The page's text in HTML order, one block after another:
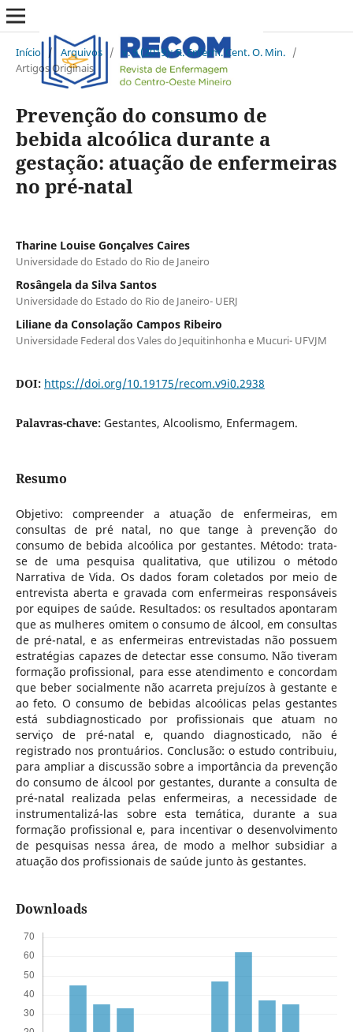
Início / Arquivos / v. 9 (2019): R. Enferm. Cent. O. Min. /
Artigos Originais
Prevenção do consumo de
bebida alcoólica durante a
gestação: atuação de enfermeiras
no pré-natal
Tharine Louise Gonçalves Caires
Universidade do Estado do Rio de Janeiro
Rosângela da Silva Santos
Universidade do Estado do Rio de Janeiro- UERJ
Liliane da Consolação Campos Ribeiro
Universidade Federal dos Vales do Jequitinhonha e Mucuri- UFVJM
DOI: https://doi.org/10.19175/recom.v9i0.2938
Palavras-chave: Gestantes, Alcoolismo, Enfermagem.
Resumo
Objetivo: compreender a atuação de enfermeiras, em
consultas de pré natal, no que tange à prevenção do
consumo de bebida alcoólica por gestantes. Método: trata-
se de uma pesquisa qualitativa, que utilizou o método
Narrativa de Vida. Os dados foram coletados por meio de
entrevista aberta e gravada com enfermeiras responsáveis
por equipes de saúde. Resultados: os resultados apontaram
que as mulheres omitem o consumo de álcool, em consultas
de pré-natal, e as enfermeiras entrevistadas não possuem
estratégias capazes de detectar esse consumo. Não tiveram
formação profissional, para esse atendimento e concordam
que beber socialmente não acarreta prejuízos à gestante e
ao feto. O consumo de bebidas alcoólicas pelas gestantes
está subdiagnosticado por profissionais que atuam no
serviço de pré-natal e, quando diagnosticado, não é
registrado nos prontuários. Conclusão: o estudo contribuiu,
para ampliar a discussão sobre a importância da prevenção
do consumo de álcool por gestantes, durante a consulta de
pré-natal realizada pelas enfermeiras, a necessidade de
instrumentalizá-las sobre esta temática, durante a sua
formação profissional e, para incentivar o desenvolvimento
de pesquisas nessa área, de modo a melhor subsidiar a
atuação dos profissionais de saúde junto às gestantes.
Downloads